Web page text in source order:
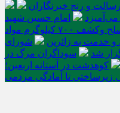
و رنج خبرنگاران
امام حسین شهید
هلاکت چهار شرور مسلح وکشف ۷۰۰ کیلوگرم مواد
و خدمت‌ به زائرین
شورای
شد
سوداگران مرگ در
کوهدشت در آستانه اربعین؛
زیرساختی تا آمادگی مردمی